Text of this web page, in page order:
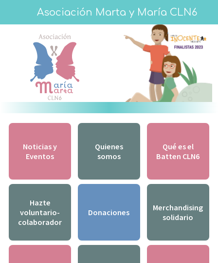
Asociación Marta y María CLN6
Noticias y
Eventos
Quienes
somos
Qué es el
Batten CLN6
Hazte
voluntario-
colaborador
Donaciones
Merchandising
solidario